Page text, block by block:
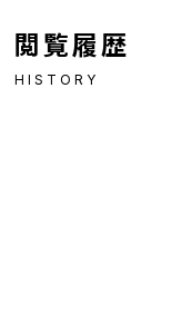
閲覧履歴
HISTORY